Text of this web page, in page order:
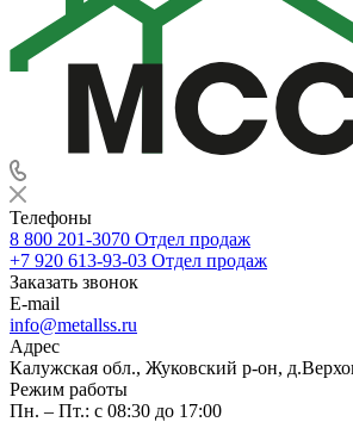
Телефоны
8 800 201-3070 Отдел продаж
+7 920 613-93-03 Отдел продаж
Заказать звонок
E-mail
info@metallss.ru
Адрес
Калужская обл., Жуковский р-он,
Режим работы
Пн. – Пт.: с 08:30 до 17:00